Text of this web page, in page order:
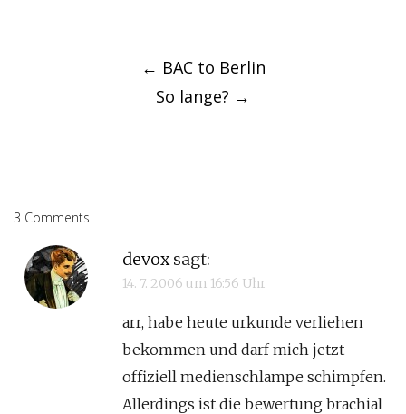
← BAC to Berlin
So lange? →
3 Comments
devox sagt:
14. 7. 2006 um 16:56 Uhr
arr, habe heute urkunde verliehen
bekommen und darf mich jetzt
offiziell medienschlampe schimpfen.
Allerdings ist die bewertung brachial